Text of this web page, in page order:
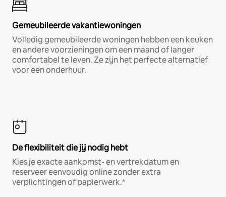
Gemeubileerde vakantiewoningen
Volledig gemeubileerde woningen hebben een keuken
en andere voorzieningen om een maand of langer
comfortabel te leven. Ze zijn het perfecte alternatief
voor een onderhuur.
De flexibiliteit die jij nodig hebt
Kies je exacte aankomst- en vertrekdatum en
reserveer eenvoudig online zonder extra
verplichtingen of papierwerk.*